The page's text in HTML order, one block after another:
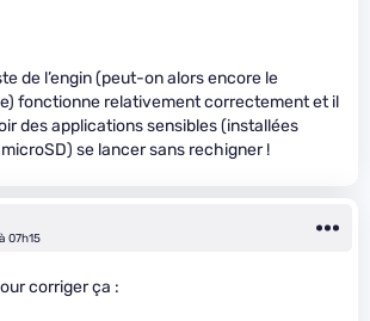
de l’engin (peut-on alors encore le
fonctionne relativement correctement et il
des applications sensibles (installées
se lancer sans rechigner !
07h15
corriger ça :